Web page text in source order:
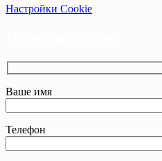
Настройки Cookie
Ваше имя
Телефон